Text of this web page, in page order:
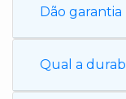
Dão garantia
Qual a